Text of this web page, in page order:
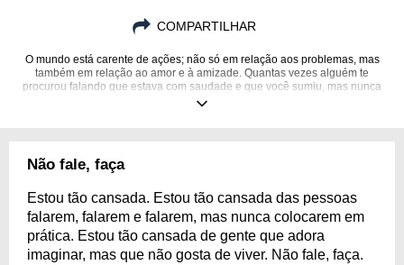
COMPARTILHAR
O mundo está carente de ações; não só em relação aos problemas, mas
também em relação ao amor e à amizade. Quantas vezes alguém te
procurou falando que estava com saudade e que você sumiu, mas nunca
fez nada para que tudo isso mudasse? Pare de falar e dê um jeito. Foque
Não fale, faça
Estou tão cansada. Estou tão cansada das pessoas
falarem, falarem e falarem, mas nunca colocarem em
prática. Estou tão cansada de gente que adora
imaginar, mas que não gosta de viver. Não fale, faça.